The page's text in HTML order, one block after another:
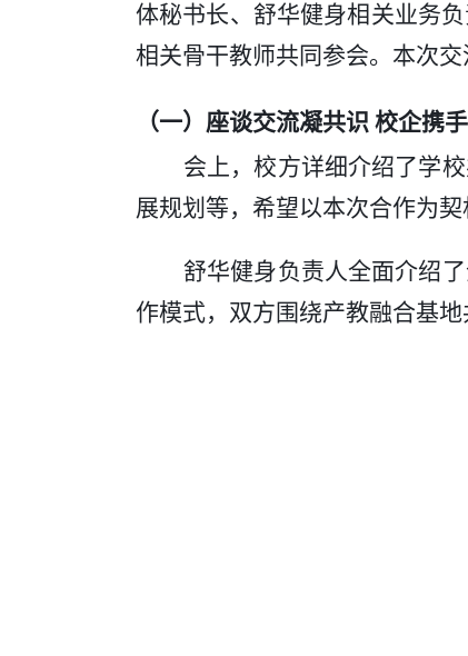
体秘书长、舒华健身相关业务
相关骨干教师共同参会。本次
（一） 座谈交流凝共识 校企携
会上，校方详细介绍了学
展规划等，希望以本次合作为
舒华健身负责人全面介绍
作模式，双方围绕产教融合基